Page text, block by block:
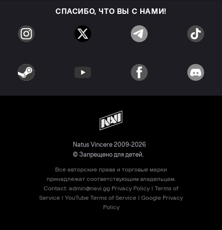
СПАСИБО, ЧТО ВЫ С НАМИ!
Natus Vincere 2009-2026
© Запрещено для детей.
Все авторские права и торговые марки
принадлежат соответствующим владельцам.
Contact: admin@navi.gg Privacy Policy | Terms of
Service | YouTube Terms of Service | Google Privacy
Policy